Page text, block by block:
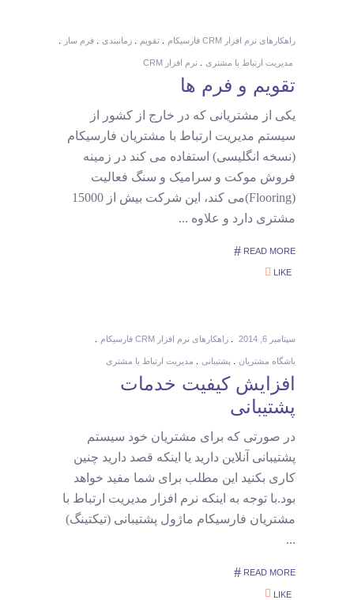
راهکارهای نرم افزار CRM فارسیکام تقویم زمانبندی فرم ساز
مدیریت ارتباط با مشتری نرم افزار CRM
تقویم و فرم ها
یکی از مشتریانی که در خارج از کشور از
سیستم مدیریت ارتباط با مشتریان فارسیکام
(نسخه انگلیسی) استفاده می کند در زمینه
فروش موکت و سرامیک و سنگ فعالیت
(Flooring)می کند، این شرکت بیش از 15000
مشتری دارد و علاوه
READ MORE
LIKE
سپتامبر 6, 2014 راهکارهای نرم افزار CRM فارسیکام
باشگاه مشتریان پشتیبانی مدیریت ارتباط با مشتری
افزایش کیفیت خدمات
پشتیبانی
در صورتی که برای مشتریان خود سیستم
پشتیبانی آنلاین دارید یا اینکه قصد دارید چنین
کاری بکنید این مطلب برای شما مفید خواهد
بود.با توجه به اینکه نرم افزار مدیریت ارتباط با
مشتریان فارسیکام ماژول پشتیبانی (تیکتینگ)
READ MORE
LIKE